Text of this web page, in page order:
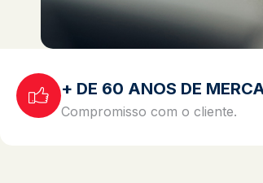
+ DE 60 ANOS DE
Compromisso com o cliente.